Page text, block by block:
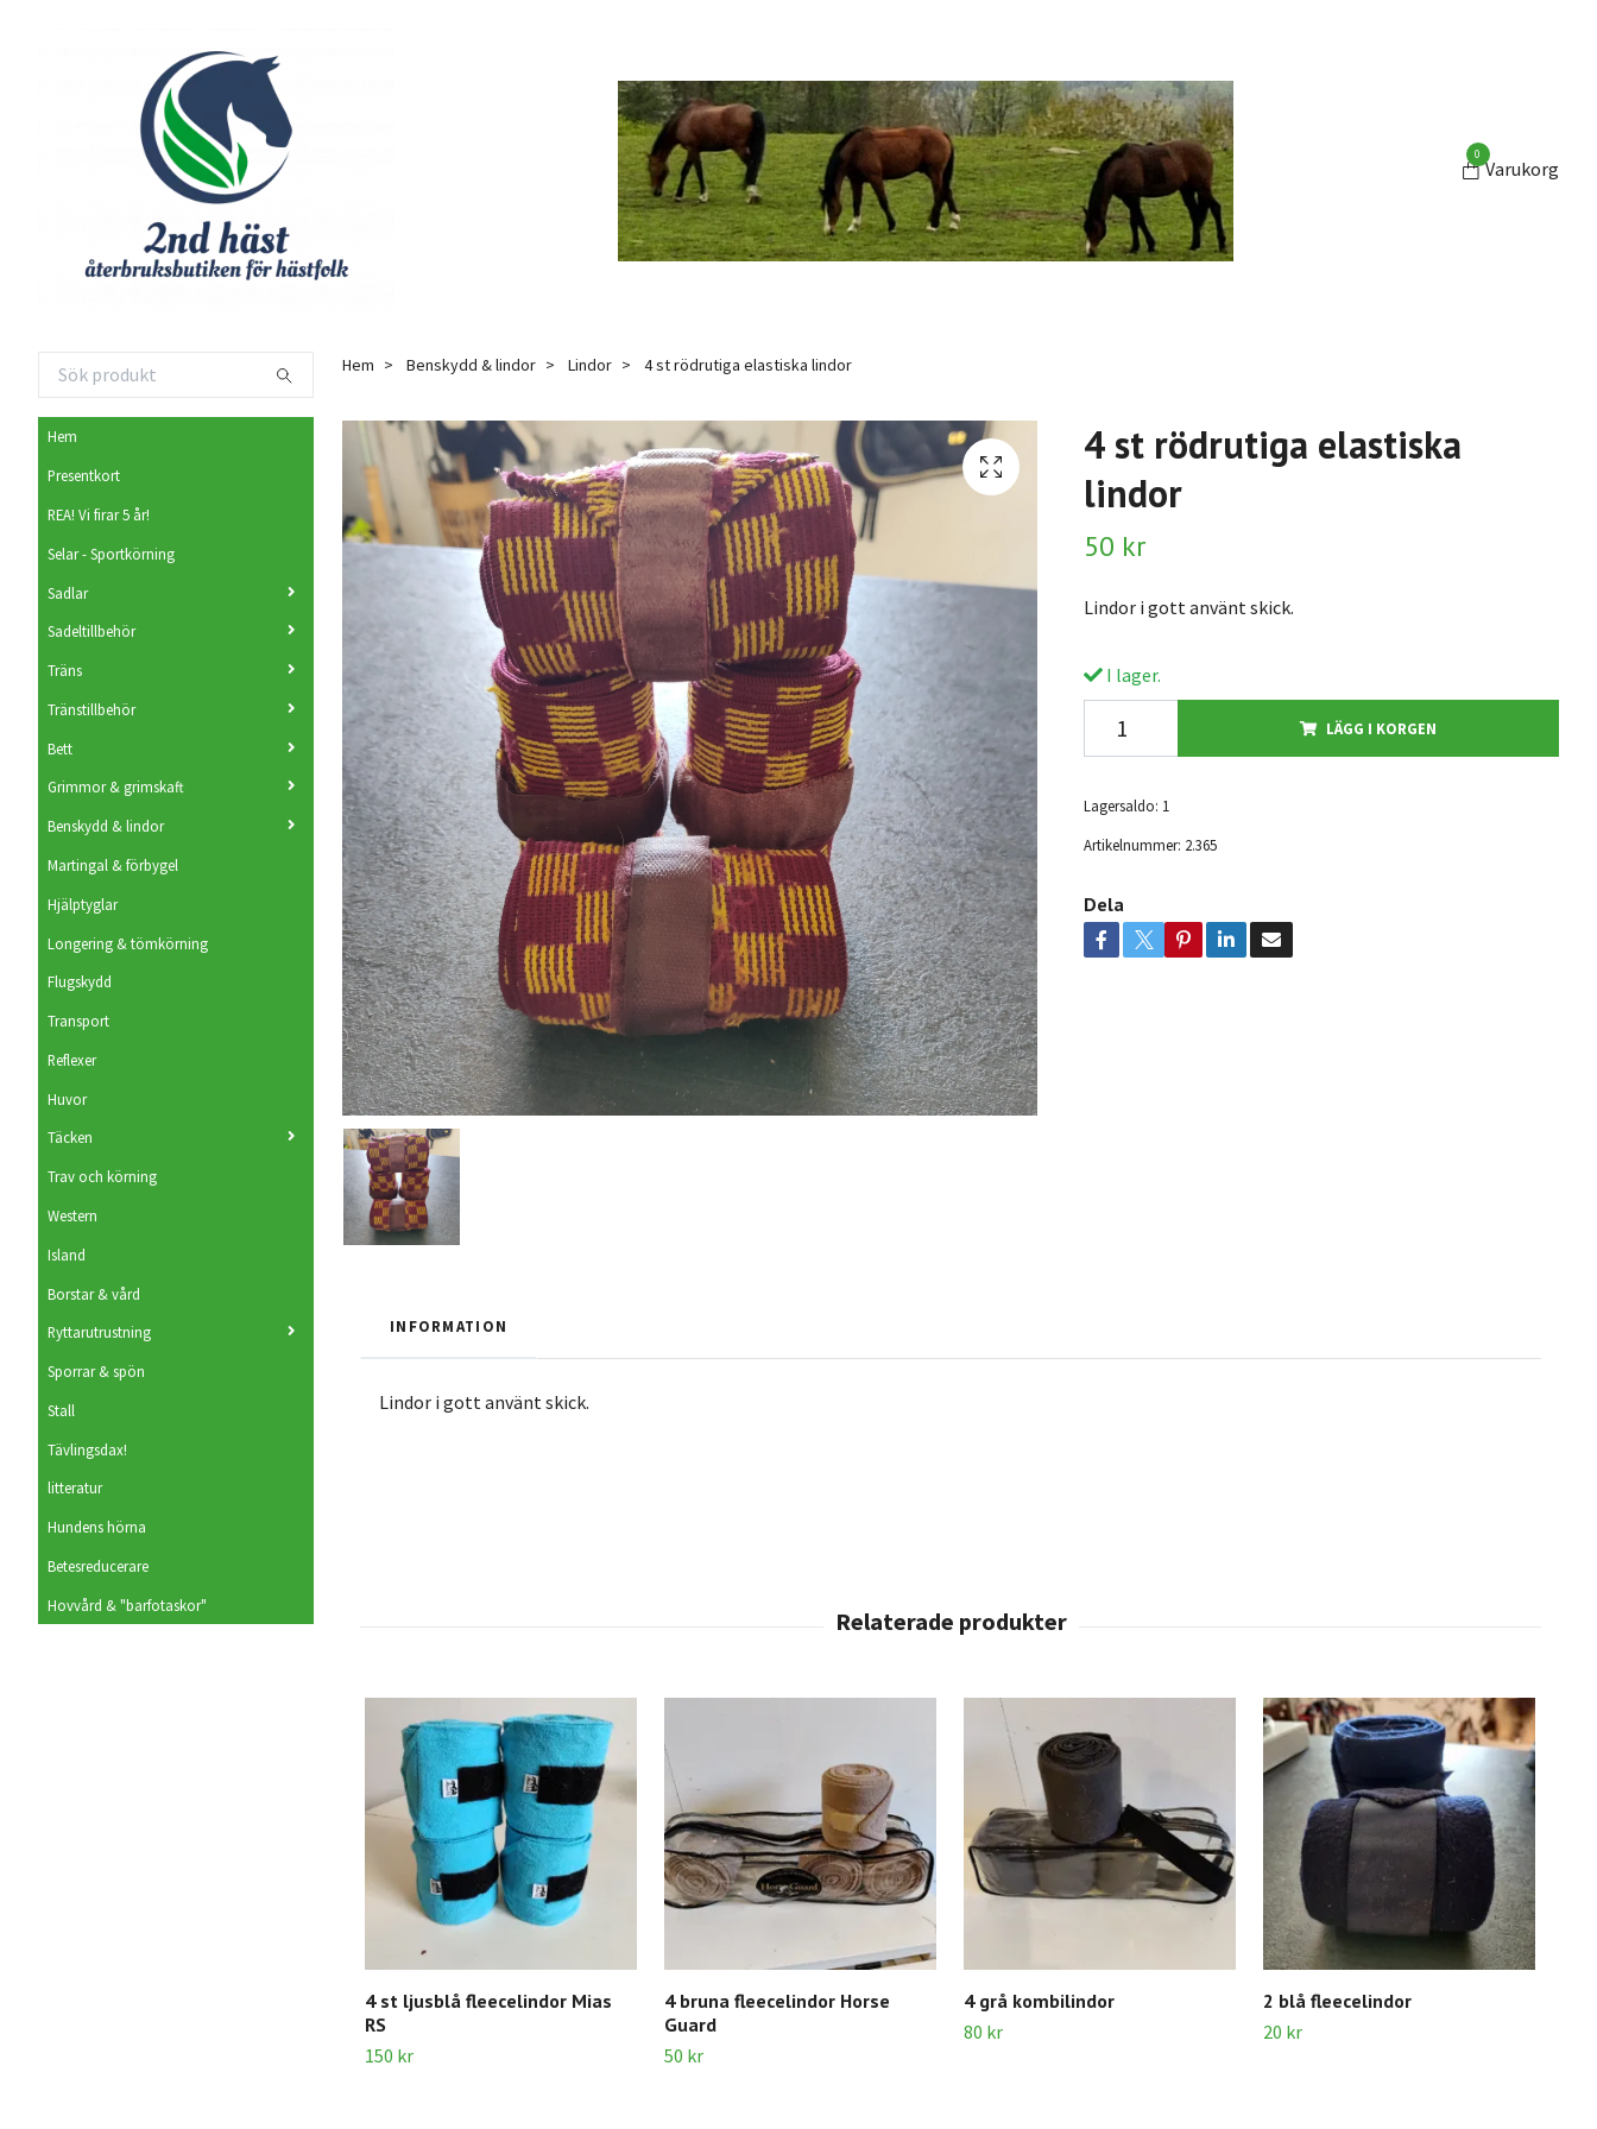
0
Varukorg
Hem
Presentkort
REA! Vi firar 5 år!
Selar - Sportkörning
Sadlar
Sadeltillbehör
Träns
Tränstillbehör
Bett
Grimmor & grimskaft
Benskydd & lindor
Martingal & förbygel
Hjälptyglar
Longering & tömkörning
Flugskydd
Transport
Reflexer
Huvor
Täcken
Trav och körning
Western
Island
Borstar & vård
Ryttarutrustning
Sporrar & spön
Stall
Tävlingsdax!
litteratur
Hundens hörna
Betesreducerare
Hovvård & "barfotaskor"
Hem Benskydd & lindor Lindor 4 st rödrutiga elastiska lindor
4 st rödrutiga elastiska
lindor
50 kr
Lindor i gott använt skick.
I lager.
LÄGG I KORGEN
Lagersaldo: 1
Artikelnummer: 2.365
Dela
INFORMATION
Lindor i gott använt skick.
4 st ljusblå fleecelindor Mias
RS
150 kr
4 bruna fleecelindor Horse
Guard
50 kr
4 grå kombilindor
80 kr
2 blå fleecelindor
20 kr